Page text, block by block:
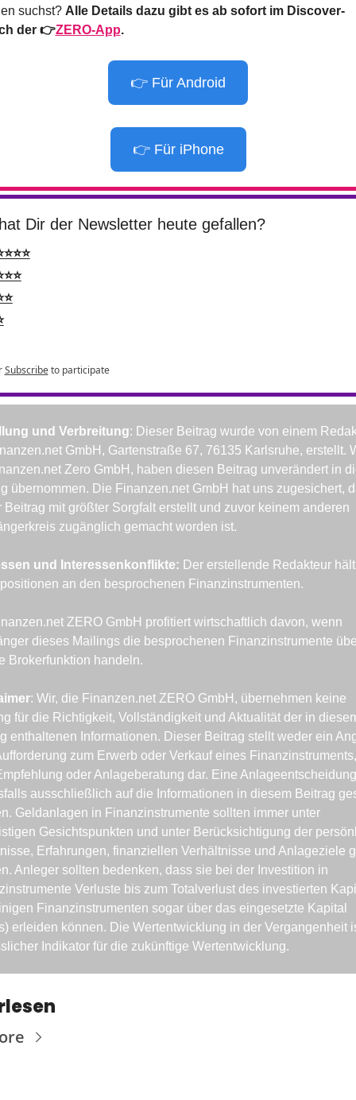
suchst? Alle Details dazu gibt es ab sofort im Discover-
der 👉ZERO-App.
👉 Für Android
👉 Für iPhone
Dir der Newsletter heute gefallen?
Subscribe to participate
und Verbreitung: Dieser Beitrag wurde von einem
GmbH, Gartenstraße 67, 76135 Karlsruhe, erstellt.
Zero GmbH, haben diesen Beitrag unverändert in
übernommen. Die Finanzen.net GmbH hat uns zugesichert,
Beitrag mit größter Sorgfalt erstellt und zuvor keinem anderen
zugänglich gemacht worden ist.
und Interessenkonflikte: Der erstellende Redakteur hält
an den besprochenen Finanzinstrumenten.
ZERO GmbH profitiert wirtschaftlich davon, wenn
dieses Mailings die besprochenen Finanzinstrumente
Brokerfunktion handeln.
: Wir, die Finanzen.net ZERO GmbH, übernehmen keine
für die Richtigkeit, Vollständigkeit und Aktualität der in
enthaltenen Informationen. Dieser Beitrag stellt weder ein
zum Erwerb oder Verkauf eines
oder Anlageberatung dar. Eine
ausschließlich auf die Informationen in diesem Beitrag
Geldanlagen in Finanzinstrumente sollten immer unter
Gesichtspunkten und unter Berücksichtigung der
Erfahrungen, finanziellen Verhältnisse und Anlageziele
Anleger sollten bedenken, dass sie bei der Investition in
Verluste bis zum Totalverlust des investierten
Finanzinstrumenten sogar über das eingesetzte Kapital
erleiden können. Die Wertentwicklung in der Vergangenheit
Indikator für die zukünftige Wertentwicklung.